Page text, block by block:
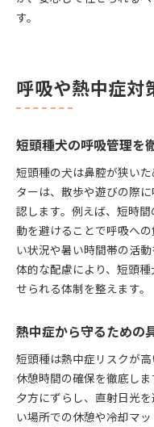
す。
呼吸や熱中症対
短頭種犬の呼吸管理を
短頭種の犬は鼻腔が狭い
ターは、散歩や遊びの際
認します。例えば、短時
動を避けることで呼吸へ
い状況や暑い時間帯の活
体的な配慮により、短頭
せられる体制を整えます。
熱中症から守るための
短頭種は熱中症リスクが
休憩時間の確保を徹底し
夕方にずらし、直射日光
い場所での休憩や冷却マ